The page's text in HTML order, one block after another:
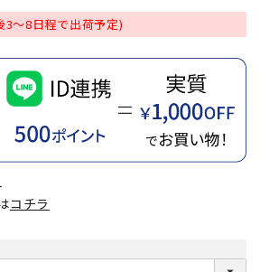
3～8日程で出荷予定)
コチラ